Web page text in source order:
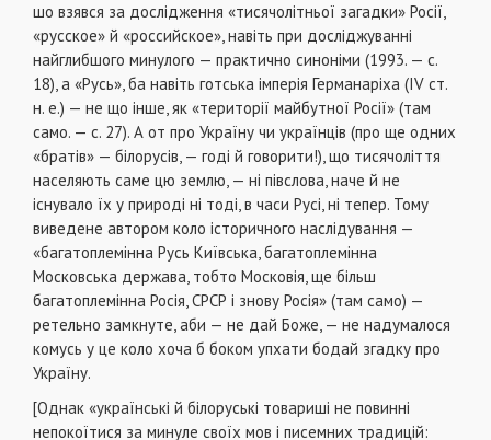
шо взявся за дослідження «тисячолітньої загадки» Росії,
«русское» й «российское», навіть при досліджуванні
найглибшого минулого — практично синоніми (1993. — с.
18), а «Русь», ба навіть готська імперія Германаріха (IV ст.
н. е.) — не що інше, як «території майбутної Росії» (там
само. — с. 27). А от про Україну чи українців (про ще одних
«братів» — білорусів, — годі й говорити!), що тисячоліття
населяють саме цю землю, — ні півслова, наче й не
існувало їх у природі ні тоді, в часи Русі, ні тепер. Тому
виведене автором коло історичного наслідування —
«багатоплемінна Русь Київська, багатоплемінна
Московська держава, тобто Московія, ще більш
багатоплемінна Росія, СРСР і знову Росія» (там само) —
ретельно замкнуте, аби — не дай Боже, — не надумалося
комусь у це коло хоча б боком упхати бодай згадку про
Україну.
[Однак «українські й білоруські товариші не повинні
непокоїтися за минуле своїх мов і писемних традицій: